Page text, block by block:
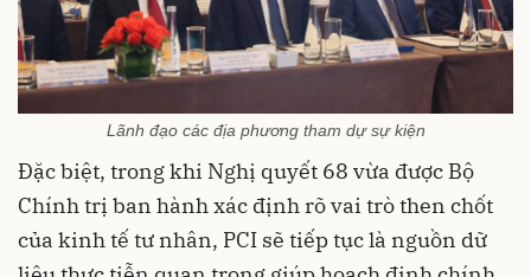
Lãnh đạo các địa phương tham dự sự kiện
Đặc biệt, trong khi Nghị quyết 68 vừa được Bộ
Chính trị ban hành xác định rõ vai trò then chốt
của kinh tế tư nhân, PCI sẽ tiếp tục là nguồn dữ